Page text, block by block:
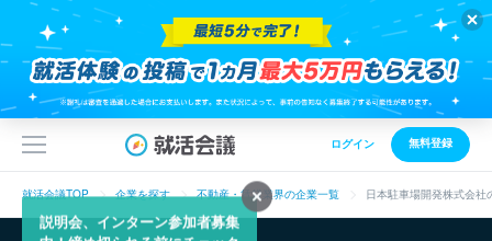
ログイン 無料登録
就活会議TOP 企業を探す 不動産・賃貸業界の企業一覧 日本駐車場開発株式会
説明会、インターン参加者募集